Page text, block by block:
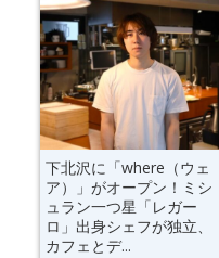
下北沢に「where（ウェ
ア）」がオープン！ミシ
ュラン一つ星「レガー
ロ」出身シェフが独立、
カフェとデ...